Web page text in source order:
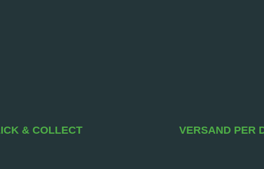
& COLLECT VERSAND PER